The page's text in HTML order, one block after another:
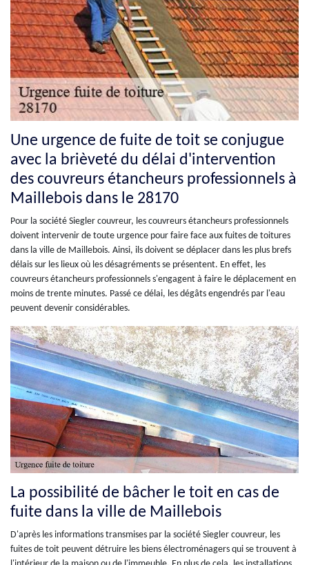
Une urgence de fuite de toit se conjugue
avec la brièveté du délai d'intervention
des couvreurs étancheurs professionnels à
Maillebois dans le 28170
Pour la société Siegler couvreur, les couvreurs étancheurs professionnels
doivent intervenir de toute urgence pour faire face aux fuites de toitures
dans la ville de Maillebois. Ainsi, ils doivent se déplacer dans les plus brefs
délais sur les lieux où les désagréments se présentent. En effet, les
couvreurs étancheurs professionnels s'engagent à faire le déplacement en
moins de trente minutes. Passé ce délai, les dégâts engendrés par l'eau
peuvent devenir considérables.
La possibilité de bâcher le toit en cas de
fuite dans la ville de Maillebois
D'après les informations transmises par la société Siegler couvreur, les
fuites de toit peuvent détruire les biens électroménagers qui se trouvent à